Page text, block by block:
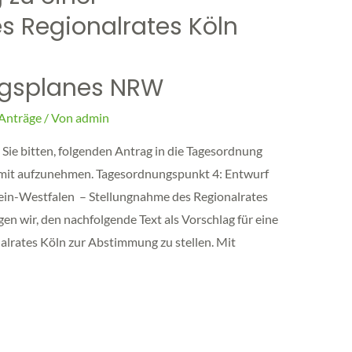
Regionalrates Köln
NRW
/ Von admin
bitten, folgenden Antrag in die Tagesordnung
aufzunehmen. Tagesordnungspunkt 4: Entwurf
Westfalen – Stellungnahme des Regionalrates
wir, den nachfolgende Text als Vorschlag für eine
Köln zur Abstimmung zu stellen. Mit